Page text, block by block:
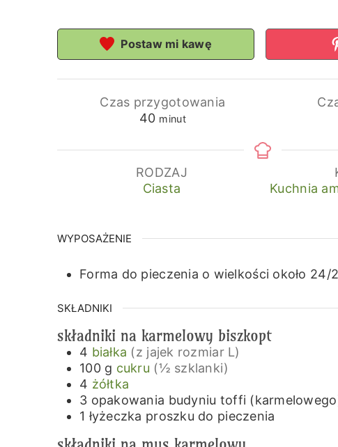
Postaw mi kawę
Czas przygotowania
40minuty
minut
RODZAJ
Ciasta
Kuchnia
WYPOSAŻENIE
Forma do pieczenia o wielkości około
SKŁADNIKI
składniki na karmelowy biszkopt
4 białka (z jajek rozmiar L)
100 g cukru (½ szklanki)
4 żółtka
3 opakowania budyniu toffi
1 łyżeczka proszku do pieczenia